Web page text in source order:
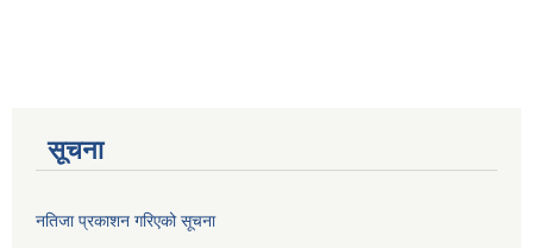
सूचना
नतिजा प्रकाशन गरिएको सूचना